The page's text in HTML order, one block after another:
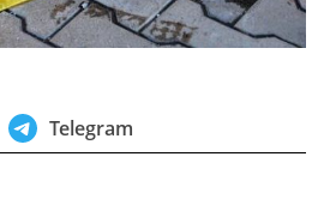
Telegram